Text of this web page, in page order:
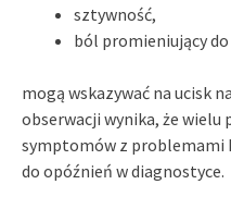
sztywność,
ból promieniujący
mogą wskazywać na ucisk
obserwacji wynika, że
symptomów z problemami
do opóźnień w diagnostyce.